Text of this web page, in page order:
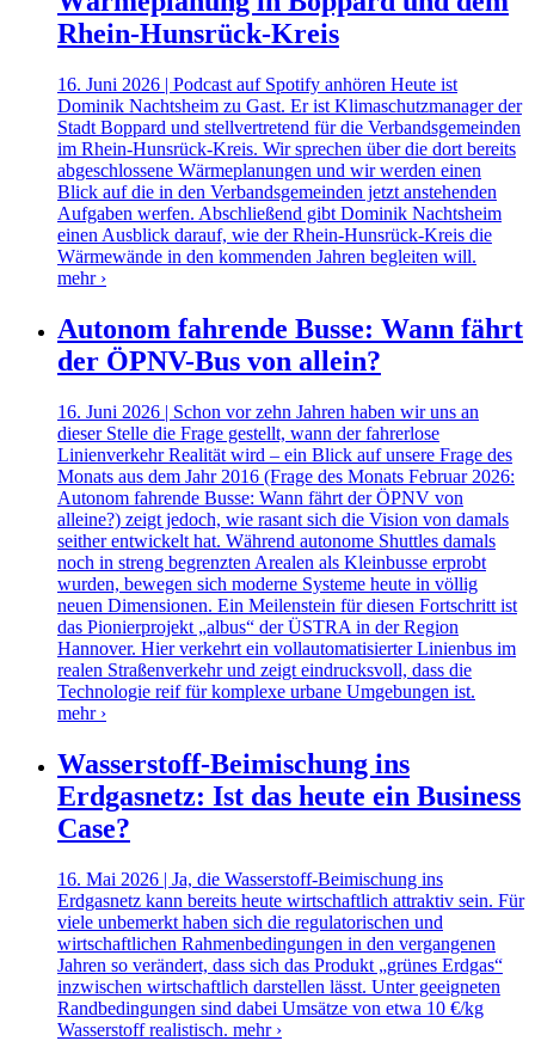
Rhein-Hunsrück-Kreis
16. Juni 2026 | Podcast auf Spotify anhören Heute ist
Dominik Nachtsheim zu Gast. Er ist Klimaschutzmanager der
Stadt Boppard und stellvertretend für die Verbandsgemeinden
im Rhein-Hunsrück-Kreis. Wir sprechen über die dort bereits
abgeschlossene Wärmeplanungen und wir werden einen
Blick auf die in den Verbandsgemeinden jetzt anstehenden
Aufgaben werfen. Abschließend gibt Dominik Nachtsheim
einen Ausblick darauf, wie der Rhein-Hunsrück-Kreis die
Wärmewände in den kommenden Jahren begleiten will.
mehr ›
Autonom fahrende Busse: Wann fährt
der ÖPNV-Bus von allein?
16. Juni 2026 | Schon vor zehn Jahren haben wir uns an
dieser Stelle die Frage gestellt, wann der fahrerlose
Linienverkehr Realität wird – ein Blick auf unsere Frage des
Monats aus dem Jahr 2016 (Frage des Monats Februar 2026:
Autonom fahrende Busse: Wann fährt der ÖPNV von
alleine?) zeigt jedoch, wie rasant sich die Vision von damals
seither entwickelt hat. Während autonome Shuttles damals
noch in streng begrenzten Arealen als Kleinbusse erprobt
wurden, bewegen sich moderne Systeme heute in völlig
neuen Dimensionen. Ein Meilenstein für diesen Fortschritt ist
das Pionierprojekt „albus“ der ÜSTRA in der Region
Hannover. Hier verkehrt ein vollautomatisierter Linienbus im
realen Straßenverkehr und zeigt eindrucksvoll, dass die
Technologie reif für komplexe urbane Umgebungen ist.
mehr ›
Wasserstoff-Beimischung ins
Erdgasnetz: Ist das heute ein Business
Case?
16. Mai 2026 | Ja, die Wasserstoff-Beimischung ins
Erdgasnetz kann bereits heute wirtschaftlich attraktiv sein. Für
viele unbemerkt haben sich die regulatorischen und
wirtschaftlichen Rahmenbedingungen in den vergangenen
Jahren so verändert, dass sich das Produkt „grünes Erdgas“
inzwischen wirtschaftlich darstellen lässt. Unter geeigneten
Randbedingungen sind dabei Umsätze von etwa 10 €/kg
Wasserstoff realistisch. mehr ›